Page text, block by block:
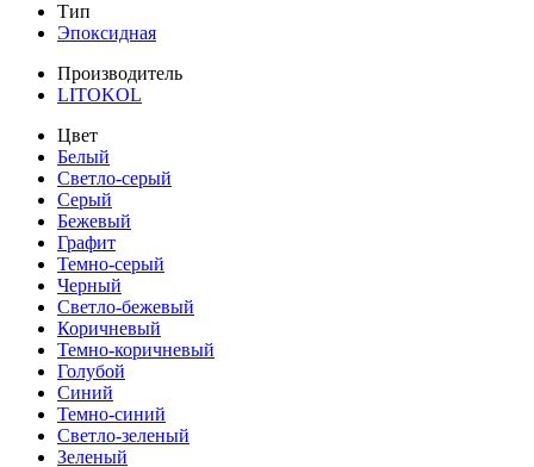
Тип
Эпоксидная
Производитель
LITOKOL
Цвет
Белый
Светло-серый
Серый
Бежевый
Графит
Темно-серый
Черный
Светло-бежевый
Коричневый
Темно-коричневый
Голубой
Синий
Темно-синий
Светло-зеленый
Зеленый